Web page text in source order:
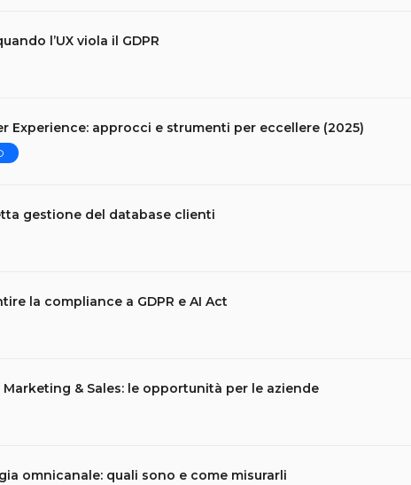
l’UX viola il GDPR
Experience: approcci e strumenti per eccellere (2025)
gestione del database clienti
la compliance a GDPR e AI Act
& Sales: le opportunità per le aziende
omnicanale: quali sono e come misurarli